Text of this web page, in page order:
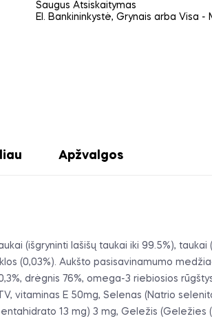
Saugus Atsiskaitymas
El. Bankininkystė, Grynais arba Visa -
Apžvalgos
(išgryninti lašišų taukai iki 99.5%), taukai
(0,03%). Aukšto pasisavinamumo
drėgnis 76%, omega-3 riebiosios
vitaminas E 50mg, Selenas (Natrio
13 mg) 3 mg, Geležis